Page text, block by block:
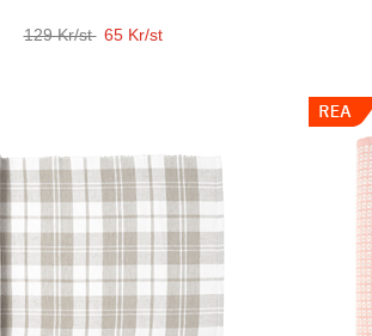
129 Kr/st 65 Kr/st